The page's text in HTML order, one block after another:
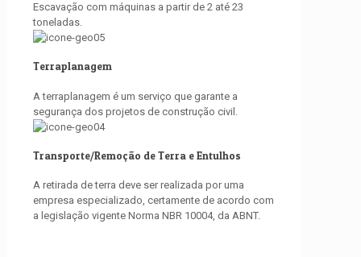
Escavação com máquinas a partir de 2 até 23
toneladas.
Terraplanagem
A terraplanagem é um serviço que garante a
segurança dos projetos de construção civil.
Transporte/Remoção de Terra e Entulhos
A retirada de terra deve ser realizada por uma
empresa especializado, certamente de acordo com
a legislação vigente Norma NBR 10004, da ABNT.